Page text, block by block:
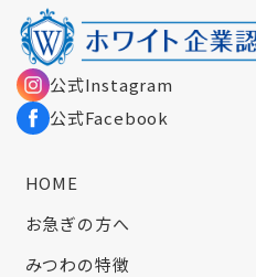
公式Instagram
公式Facebook
HOME
お急ぎの方へ
みつわの特徴